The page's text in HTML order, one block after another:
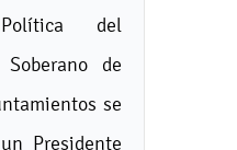
del
de
se
Presidente